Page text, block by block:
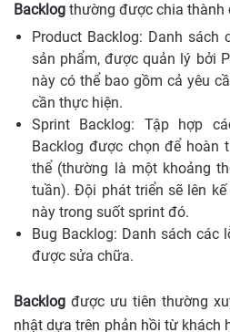
Backlog thường được chia thành
Product Backlog: Danh sách
sản phẩm, được quản lý bởi
này có thể bao gồm cả yêu
cần thực hiện.
Sprint Backlog: Tập hợp
Backlog được chọn để hoàn
thể (thường là một khoảng
tuần). Đội phát triển sẽ lên
này trong suốt sprint đó.
Bug Backlog: Danh sách các
được sửa chữa.
Backlog được ưu tiên thường
nhật dựa trên phản hồi từ khách